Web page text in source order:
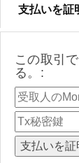
支払いを証
この取引
る。: